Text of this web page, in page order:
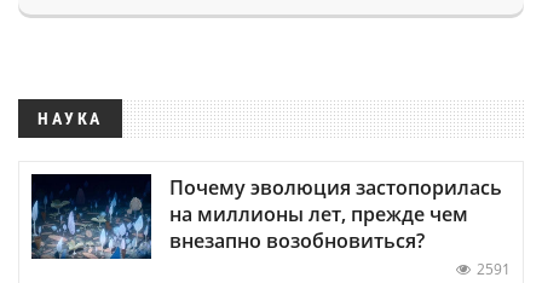
НАУКА
Почему эволюция застопорилась
на миллионы лет, прежде чем
внезапно возобновиться?
2591